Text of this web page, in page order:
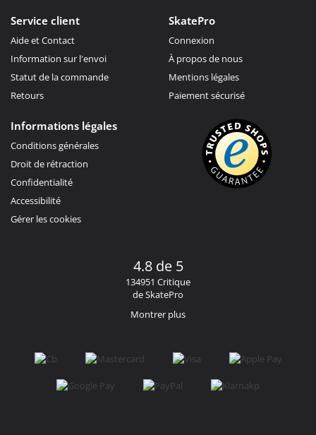
Service client
Aide et Contact
Information sur l'envoi
Statut de la commande
Retours
SkatePro
Connexion
À propos de nous
Mentions légales
Paiement sécurisé
Informations légales
Conditions générales
Droit de rétraction
Confidentialité
Accessibilité
Gérer les cookies
4.8 de 5
134951 Critique
de SkatePro
Montrer plus